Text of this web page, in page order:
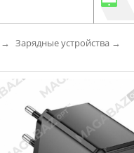
→ Зарядные устройства →